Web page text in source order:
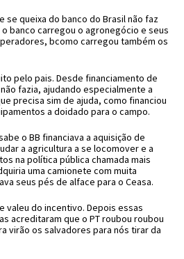
se queixa do banco do Brasil não faz
banco carregou o agronegócio e seus
bcomo carregou também os
pelo pais. Desde financiamento de
fazia, ajudando especialmente a
precisa sim de ajuda, como financiou
a doidado para o campo.
o BB financiava a aquisição de
a agricultura a se locomover e a
na política pública chamada mais
uma camionete com muita
seus pés de alface para o Ceasa.
valeu do incentivo. Depois essas
acreditaram que o PT roubou roubou
virão os salvadores para nós tirar da